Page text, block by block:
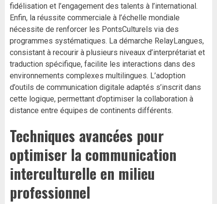
fidélisation et l’engagement des talents à l’international.
Enfin, la réussite commerciale à l’échelle mondiale
nécessite de renforcer les PontsCulturels via des
programmes systématiques. La démarche RelayLangues,
consistant à recourir à plusieurs niveaux d’interprétariat et
traduction spécifique, facilite les interactions dans des
environnements complexes multilingues. L’adoption
d’outils de communication digitale adaptés s’inscrit dans
cette logique, permettant d’optimiser la collaboration à
distance entre équipes de continents différents.
Techniques avancées pour
optimiser la communication
interculturelle en milieu
professionnel